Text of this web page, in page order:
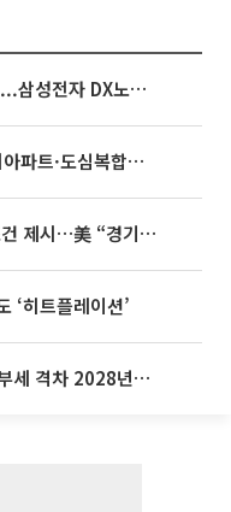
3445억 자사주 지급 마쳤는데...삼성전자 DX노조, 뒤늦은 '떼쓰기 집회'
영끌 '주택공급' 대책 임박⋯비아파트·도심복합까지 총동원
이란, 미국에 호르무즈 합의 조건 제시…美 “경기 아직 안 끝나” [종합]
‘히트플레이션’
종부세 개편에도…1·3주택 종부세 격차 2028년부터 확대